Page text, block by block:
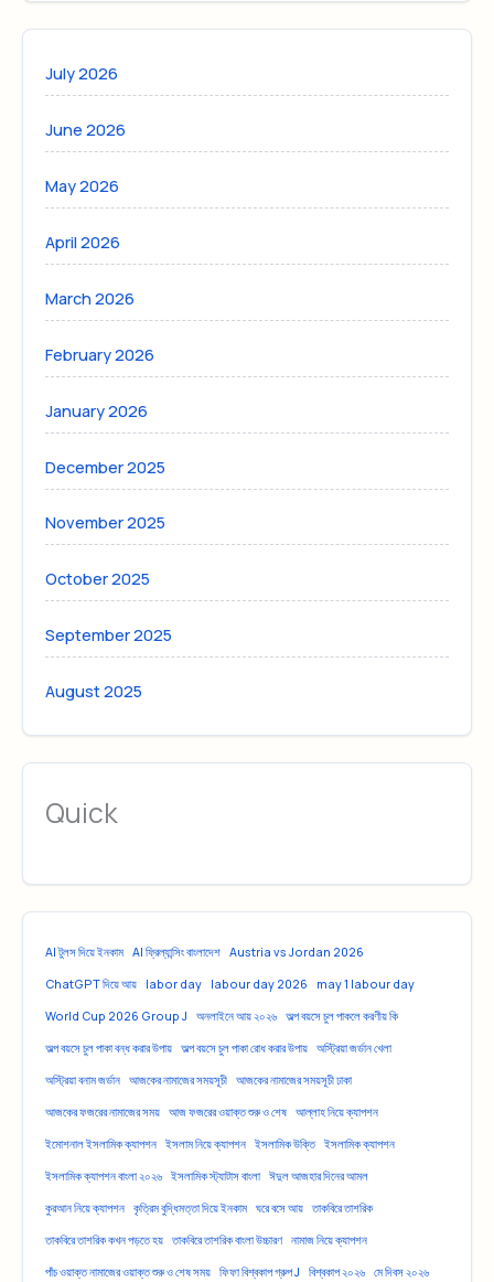
July 2026
June 2026
May 2026
April 2026
March 2026
February 2026
January 2026
December 2025
November 2025
October 2025
September 2025
August 2025
Quick
AI টুলস দিয়ে ইনকাম AI ফ্রিল্যান্সিং বাংলাদেশ Austria vs Jordan 2026
ChatGPT দিয়ে আয় labor day labour day 2026 may 1 labour day
World Cup 2026 Group J অনলাইনে আয় ২০২৬ অল্প বয়সে চুল পাকলে করণীয় কি
অল্প বয়সে চুল পাকা বন্ধ করার উপায় অল্প বয়সে চুল পাকা রোধ করার উপায় অস্ট্রিয়া জর্ডান খেলা
অস্ট্রিয়া বনাম জর্ডান আজকের নামাজের সময়সূচী আজকের নামাজের সময়সূচী ঢাকা
আজকের ফজরের নামাজের সময় আজ ফজরের ওয়াক্ত শুরু ও শেষ আল্লাহ নিয়ে ক্যাপশন
ইমোশনাল ইসলামিক ক্যাপশন ইসলাম নিয়ে ক্যাপশন ইসলামিক উক্তি ইসলামিক ক্যাপশন
ইসলামিক ক্যাপশন বাংলা ২০২৬ ইসলামিক স্ট্যাটাস বাংলা ঈদুল আজহার দিনের আমল
কুরআন নিয়ে ক্যাপশন কৃত্রিম বুদ্ধিমত্তা দিয়ে ইনকাম ঘরে বসে আয় তাকবিরে তাশরিক
তাকবিরে তাশরিক কখন পড়তে হয় তাকবিরে তাশরিক বাংলা উচ্চারণ নামাজ নিয়ে ক্যাপশন
পাঁচ ওয়াক্ত নামাজের ওয়াক্ত শুরু ও শেষ সময় ফিফা বিশ্বকাপ গ্রুপ J বিশ্বকাপ ২০২৬ মে দিবস ২০২৬